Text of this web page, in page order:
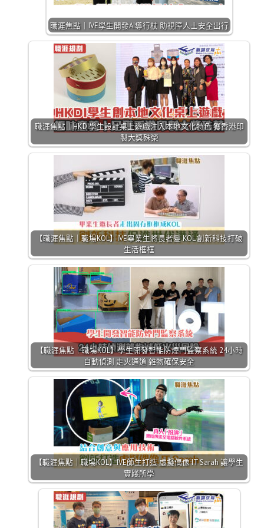
職涯焦點｜IVE學生開發AI導行杖 助視障人士安全出行
職涯焦點｜HKDI學生設計桌上遊戲注入本地文化特色 獲香港印
製大獎殊榮
【職涯焦點｜職場KOL】IVE畢業生將長者變 KOL 創新科技打破
生活框框
【職涯焦點｜職場KOL】學生開發智能防煙門監察系統 24小時
自動偵測 走火通道 雜物確保安全
【職涯焦點｜職場KOL】IVE師生打造 虛擬偶像 IT Sarah 讓學生
實踐所學